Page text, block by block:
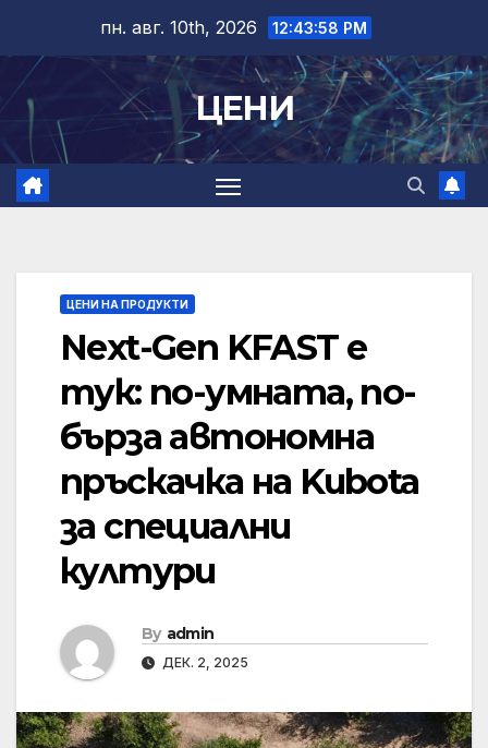
content
пн. авг. 10th, 2026 12:43:59 PM
ЦЕНИ
ЦЕНИ НА ПРОДУКТИ
Next-Gen KFAST е
тук: по-умната, по-
бърза автономна
пръскачка на Kubota
за специални
култури
By admin
ДЕК. 2, 2025